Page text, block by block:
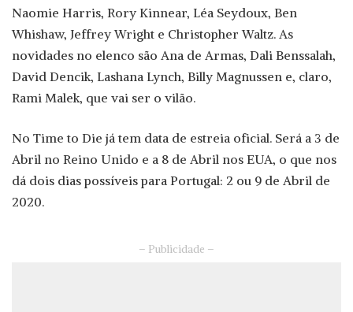
Naomie Harris, Rory Kinnear, Léa Seydoux, Ben
Whishaw, Jeffrey Wright e Christopher Waltz. As
novidades no elenco são Ana de Armas, Dali Benssalah,
David Dencik, Lashana Lynch, Billy Magnussen e, claro,
Rami Malek, que vai ser o vilão.
No Time to Die já tem data de estreia oficial. Será a 3 de
Abril no Reino Unido e a 8 de Abril nos EUA, o que nos
dá dois dias possíveis para Portugal: 2 ou 9 de Abril de
2020.
– Publicidade –